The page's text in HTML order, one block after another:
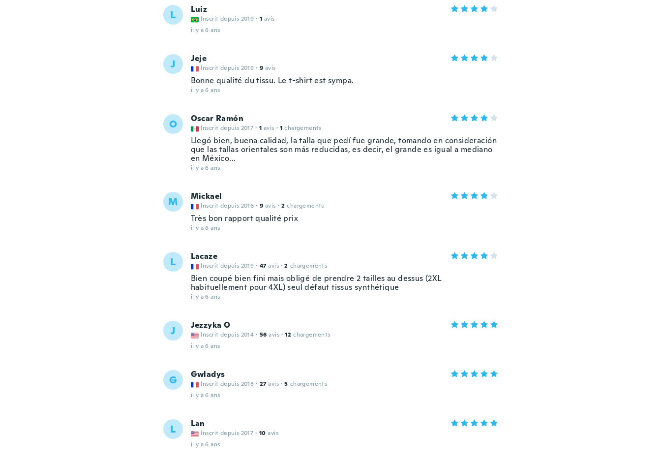
L Luiz
Inscrit depuis 2019 · 1 avis
il y a 6 ans
J Jeje
Inscrit depuis 2019 · 9 avis
Bonne qualité du tissu. Le t-shirt est sympa.
il y a 6 ans
O Oscar Ramón
Inscrit depuis 2017 · 1 avis · 1 chargements
Llegó bien, buena calidad, la talla que pedí fue grande, tomando en consideración
que las tallas orientales son más reducidas, es decir, el grande es igual a mediano
en México...
il y a 6 ans
M Mickael
Inscrit depuis 2016 · 9 avis · 2 chargements
Très bon rapport qualité prix
il y a 6 ans
L Lacaze
Inscrit depuis 2019 · 47 avis · 2 chargements
Bien coupé bien fini mais obligé de prendre 2 tailles au dessus (2XL
habituellement pour 4XL) seul défaut tissus synthétique
il y a 6 ans
J Jezzyka O
Inscrit depuis 2014 · 56 avis · 12 chargements
il y a 6 ans
G Gwladys
Inscrit depuis 2018 · 27 avis · 5 chargements
il y a 6 ans
L Lan
Inscrit depuis 2017 · 10 avis
il y a 6 ans